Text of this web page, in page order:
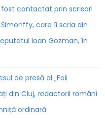
fost contactat prin scrisori
care îi scria din
Ioan Gozman, în
de presă al „Foii
din Cluj, redactorii români
ordinară